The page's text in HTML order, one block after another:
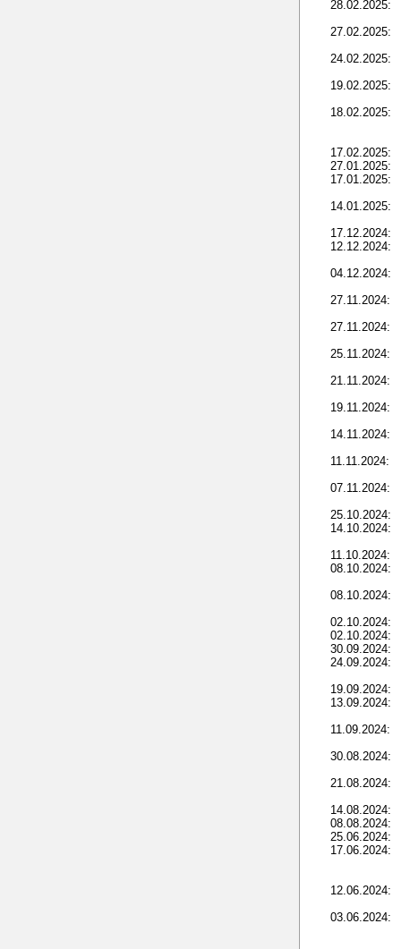
28.02.2025:
27.02.2025:
24.02.2025:
19.02.2025:
18.02.2025:
17.02.2025:
27.01.2025:
17.01.2025:
14.01.2025:
17.12.2024:
12.12.2024:
04.12.2024:
27.11.2024:
27.11.2024:
25.11.2024:
21.11.2024:
19.11.2024:
14.11.2024:
11.11.2024:
07.11.2024:
25.10.2024:
14.10.2024:
11.10.2024:
08.10.2024:
08.10.2024:
02.10.2024:
02.10.2024:
30.09.2024:
24.09.2024:
19.09.2024:
13.09.2024:
11.09.2024:
30.08.2024:
21.08.2024:
14.08.2024:
08.08.2024:
25.06.2024:
17.06.2024:
12.06.2024:
03.06.2024: